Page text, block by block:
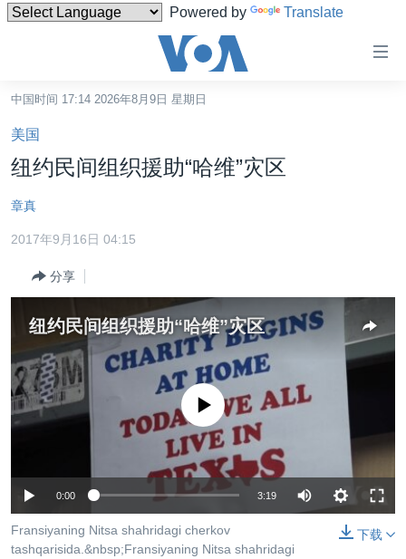
Powered by Translate
碍
链
接
跳
转
内
跳
转
索
台湾
港澳
国际
最新国际新闻
中东
欧洲
美洲
分类新闻
经济·金融·贸易
人权·法律·宗教
科教·文娱·体健
劳工
热点专题
白宫要闻
美中关系
埃博拉疫情
VOA视频
中文广播
关注我们
中国时间 17:14 2026年8月9日 星期日
美国
纽约民间组织援助“哈维”灾区
章真
2017年9月16日 04:15
分享
纽约民间组织援助“哈维”灾区
没有媒体可用资源
0:00 3:19
下载
Fransiyaning Nitsa shahridagi cherkov
tashqarisida.&nbsp;Fransiyaning Nitsa shahridagi